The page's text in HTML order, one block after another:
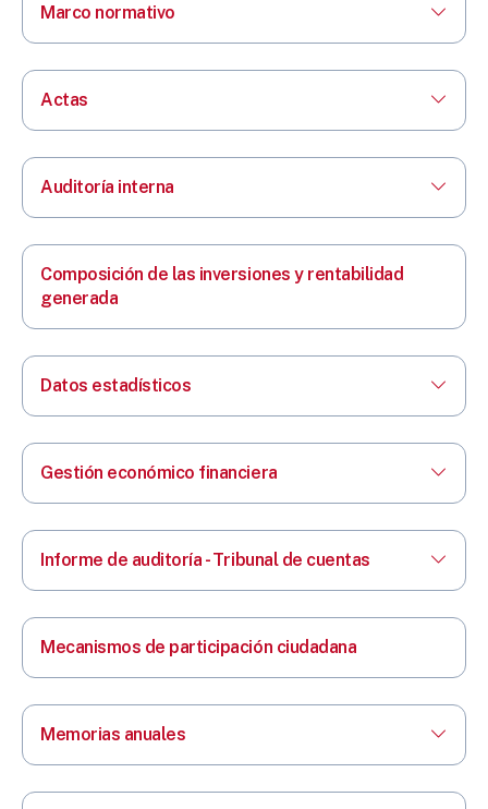
Marco normativo
Actas
Auditoría interna
Composición de las inversiones y rentabilidad
generada
Datos estadísticos
Gestión económico financiera
Informe de auditoría - Tribunal de cuentas
Mecanismos de participación ciudadana
Memorias anuales